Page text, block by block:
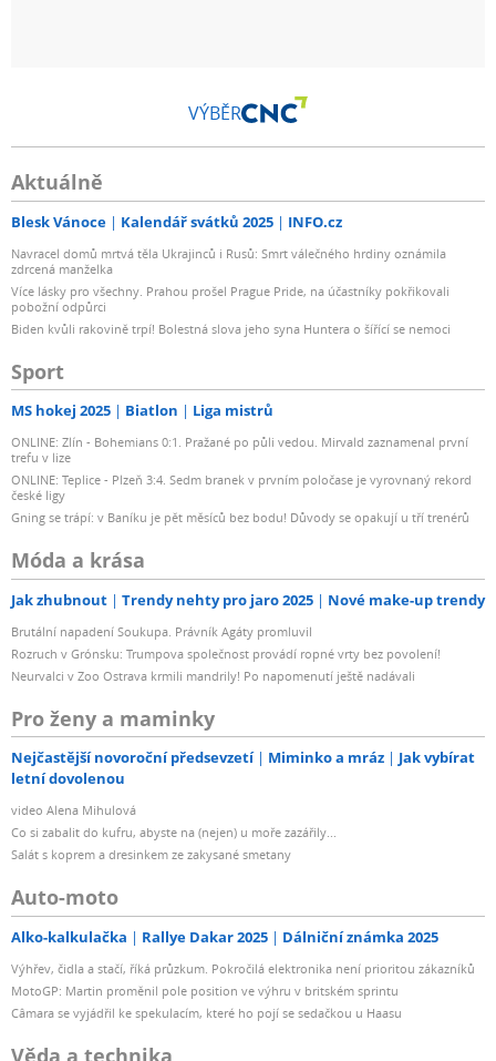
VÝBĚR
Aktuálně
Blesk Vánoce Kalendář svátků 2025 INFO.cz
Navracel domů mrtvá těla Ukrajinců i Rusů: Smrt válečného hrdiny oznámila
zdrcená manželka
Více lásky pro všechny. Prahou prošel Prague Pride, na účastníky pokřikovali
pobožní odpůrci
Biden kvůli rakovině trpí! Bolestná slova jeho syna Huntera o šířící se nemoci
Sport
MS hokej 2025 Biatlon Liga mistrů
ONLINE: Zlín - Bohemians 0:1. Pražané po půli vedou. Mirvald zaznamenal první
trefu v lize
ONLINE: Teplice - Plzeň 3:4. Sedm branek v prvním poločase je vyrovnaný rekord
české ligy
Gning se trápí: v Baníku je pět měsíců bez bodu! Důvody se opakují u tří trenérů
Móda a krása
Jak zhubnout Trendy nehty pro jaro 2025 Nové make-up trendy
Brutální napadení Soukupa. Právník Agáty promluvil
Rozruch v Grónsku: Trumpova společnost provádí ropné vrty bez povolení!
Neurvalci v Zoo Ostrava krmili mandrily! Po napomenutí ještě nadávali
Pro ženy a maminky
Nejčastější novoroční předsevzetí Miminko a mráz
Jak vybírat
letní dovolenou
video Alena Mihulová
Co si zabalit do kufru, abyste na (nejen) u moře zazářily...
Salát s koprem a dresinkem ze zakysané smetany
Auto-moto
Alko-kalkulačka Rallye Dakar 2025 Dálniční známka 2025
Výhřev, čidla a stačí, říká průzkum. Pokročilá elektronika není prioritou zákazníků
MotoGP: Martin proměnil pole position ve výhru v britském sprintu
Câmara se vyjádřil ke spekulacím, které ho pojí se sedačkou u Haasu
Věda a technika